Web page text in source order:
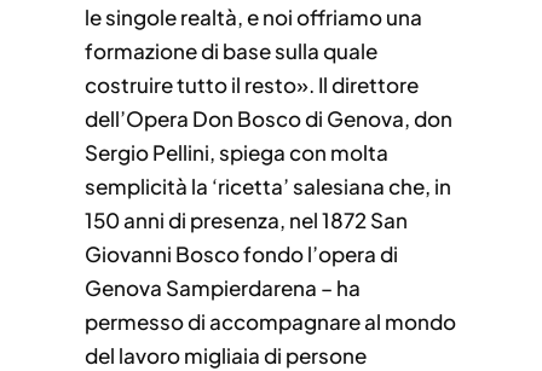
le singole realtà, e noi offriamo una
formazione di base sulla quale
costruire tutto il resto». Il direttore
dell’Opera Don Bosco di Genova, don
Sergio Pellini, spiega con molta
semplicità la ‘ricetta’ salesiana che, in
150 anni di presenza, nel 1872 San
Giovanni Bosco fondo l’opera di
Genova Sampierdarena – ha
permesso di accompagnare al mondo
del lavoro migliaia di persone